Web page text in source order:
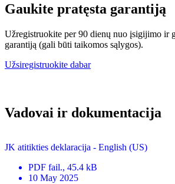
Gaukite pratęsta garantiją
Užregistruokite per 90 dienų nuo įsigijimo ir
garantiją (gali būti taikomos sąlygos).
Užsiregistruokite dabar
Vadovai ir dokumentacija
JK atitikties deklaracija - English (US)
PDF fail., 45.4 kB
10 May 2025